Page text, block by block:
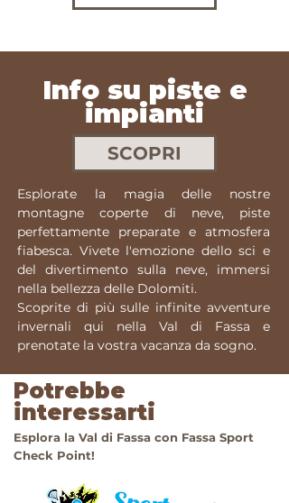
Info su piste e
impianti
SCOPRI
Esplorate la magia delle nostre
montagne coperte di neve, piste
perfettamente preparate e atmosfera
fiabesca. Vivete l'emozione dello sci e
del divertimento sulla neve, immersi
nella bellezza delle Dolomiti.
Scoprite di più sulle infinite avventure
invernali qui nella Val di Fassa e
prenotate la vostra vacanza da sogno.
Potrebbe
interessarti
Esplora la Val di Fassa con Fassa Sport
Check Point!